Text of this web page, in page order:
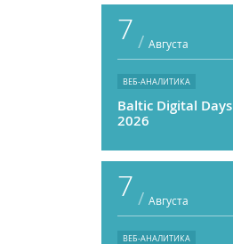
7 / Августа
ВЕБ-АНАЛИТИКА
Baltic Digital Days
2026
7 / Августа
ВЕБ-АНАЛИТИКА